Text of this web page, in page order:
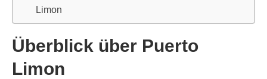
Limon
Überblick über Puerto
Limon